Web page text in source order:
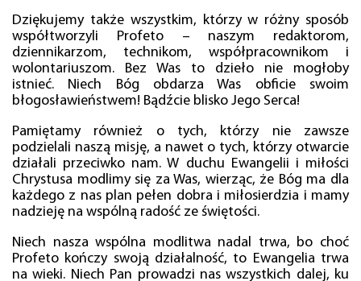
Dziękujemy także wszystkim, którzy w różny sposób
współtworzyli Profeto – naszym redaktorom,
dziennikarzom, technikom, współpracownikom i
wolontariuszom. Bez Was to dzieło nie mogłoby
istnieć. Niech Bóg obdarza Was obficie swoim
błogosławieństwem! Bądźcie blisko Jego Serca!
Pamiętamy również o tych, którzy nie zawsze
podzielali naszą misję, a nawet o tych, którzy otwarcie
działali przeciwko nam. W duchu Ewangelii i miłości
Chrystusa modlimy się za Was, wierząc, że Bóg ma dla
każdego z nas plan pełen dobra i miłosierdzia i mamy
nadzieję na wspólną radość ze świętości.
Niech nasza wspólna modlitwa nadal trwa, bo choć
Profeto kończy swoją działalność, to Ewangelia trwa
na wieki. Niech Pan prowadzi nas wszystkich dalej, ku